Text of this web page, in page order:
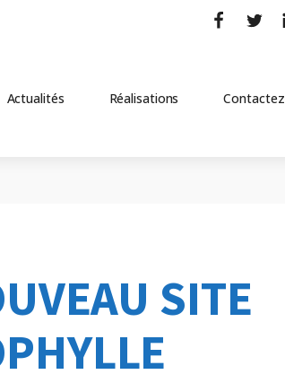
Actualités Réalisations
SITE